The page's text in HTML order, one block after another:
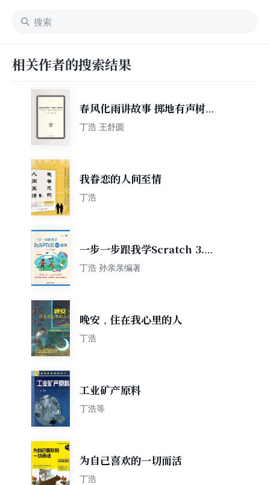
相关作者的搜索结果
春风化雨讲故事 掷地有声树理
想
丁浩 王舒圆
我眷恋的人间至情
丁浩
一步一步跟我学Scratch 3.0
编程
丁浩 孙亲亲编著
晚安，住在我心里的人
丁浩
工业矿产原料
丁浩等
为自己喜欢的一切而活
丁浩